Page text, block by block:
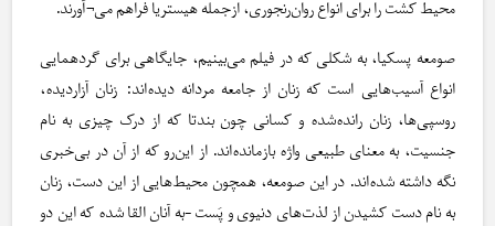
محیط کشت را برای انواع روان‌رنجوری، ازجمله هیستریا فراهم می¬آورند.
صومعه پسکیا، به شکلی که در فیلم می‌بینیم، جایگاهی برای گردهمایی
انواع آسیب‌هایی است که زنان از جامعه مردانه دیده‌اند: زنان آزاردیده،
روسپی‌ها، زنان رانده‌شده و کسانی چون بندتا که از درک چیزی به نام
جنسیت، به معنای طبیعی واژه بازمانده‌اند. از این‌رو که از آن در بی‌خبری
نگه داشته شده‌اند. در این صومعه، همچون محیط‌هایی از این دست، زنان
به نام دست کشیدن از لذت‌های دنیوی و پَست -به آنان القا شده که این دو